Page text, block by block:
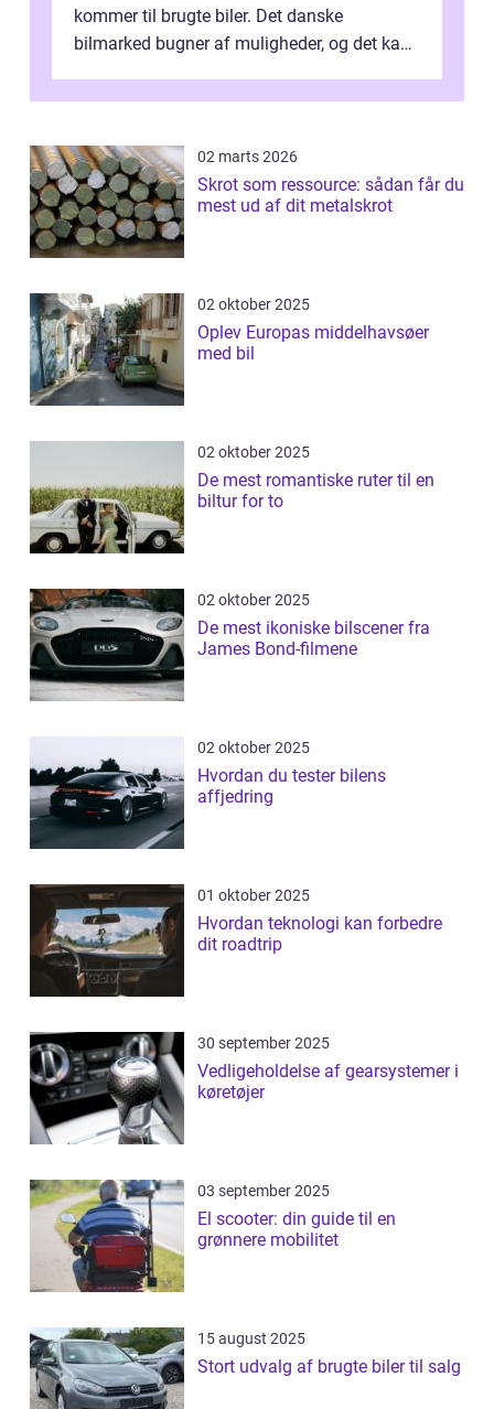
kommer til brugte biler. Det danske
bilmarked bugner af muligheder, og det kan
02 marts 2026
Skrot som ressource: sådan får du
mest ud af dit metalskrot
02 oktober 2025
Oplev Europas middelhavsøer
med bil
02 oktober 2025
De mest romantiske ruter til en
biltur for to
02 oktober 2025
De mest ikoniske bilscener fra
James Bond-filmene
02 oktober 2025
Hvordan du tester bilens
affjedring
01 oktober 2025
Hvordan teknologi kan forbedre
dit roadtrip
30 september 2025
Vedligeholdelse af gearsystemer i
køretøjer
03 september 2025
El scooter: din guide til en
grønnere mobilitet
15 august 2025
Stort udvalg af brugte biler til salg